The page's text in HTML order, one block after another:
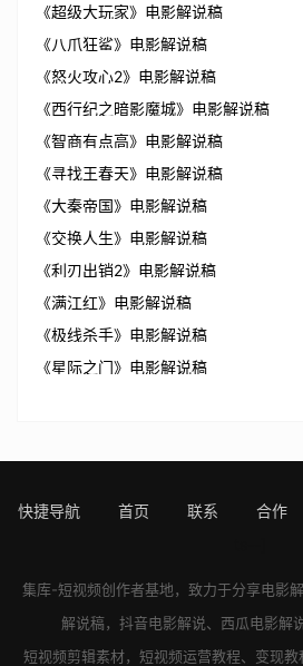
《超级大玩家》电影解说稿
《八爪狂鲨》电影解说稿
《怒火攻心2》电影解说稿
《西行纪之暗影魔城》电影解说稿
《智商有点高》电影解说稿
《寻找王春天》电影解说稿
《大秦帝国》电影解说稿
《交换人生》电影解说稿
《利刃出销2》电影解说稿
《满江红》电影解说稿
《极线杀手》电影解说稿
《星际之门》电影解说稿
快捷导航 首页 联系 合作
集库-短视频创作者基地，致力于分享电影
解说稿， 抖音电影解说、 西瓜电影解
短视频剪辑素材，短视频运营教程、变现